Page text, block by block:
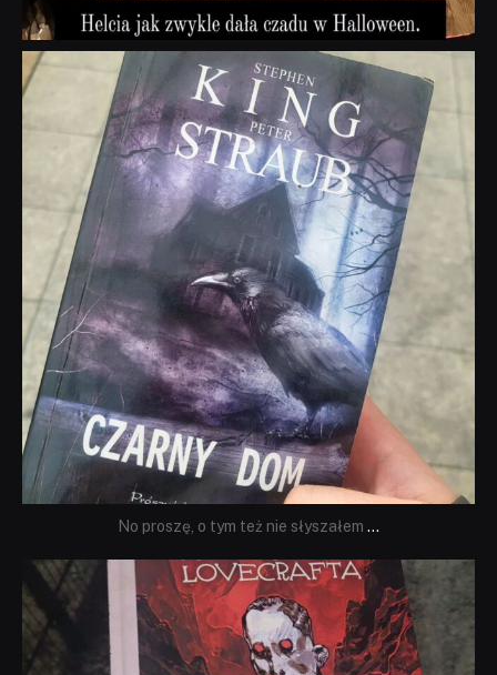
dobryhorror
Wrz 23
No proszę, o tym też nie słyszałem ...
dobryhorror
Wrz 19